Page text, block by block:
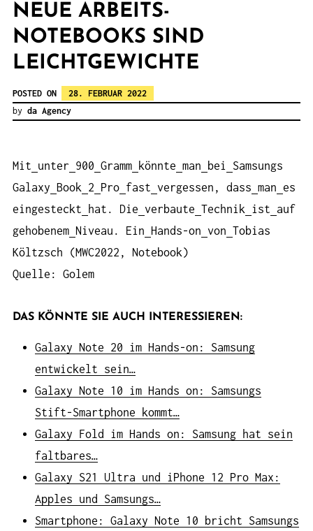
NEUE ARBEITS-
NOTEBOOKS SIND
LEICHTGEWICHTE
POSTED ON
28. FEBRUAR 2022
by da Agency
Mit unter 900 Gramm könnte man bei
Samsungs
Galaxy Book 2 Pro fast vergessen, dass man es
eingesteckt
hat. Die verbaute Technik ist
auf
gehobenem Niveau. Ein Hands-on von Tobias
Költzsch (MWC2022, Notebook)
Quelle: Golem
DAS KÖNNTE SIE AUCH INTERESSIEREN:
Galaxy Note 20 im Hands-on: Samsung
entwickelt sein…
Galaxy Note 10 im Hands on: Samsungs
Stift-Smartphone kommt…
Galaxy Fold im Hands on: Samsung hat sein
faltbares…
Galaxy S21 Ultra und iPhone 12 Pro Max:
Apples und Samsungs…
Smartphone: Galaxy Note 10 bricht Samsungs